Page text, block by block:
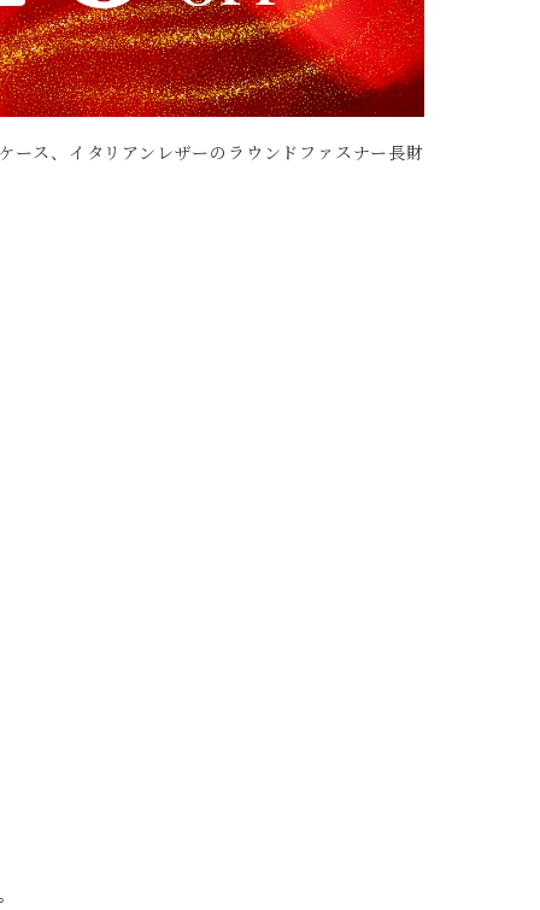
ース、イタリアンレザーのラウンドファスナー長財